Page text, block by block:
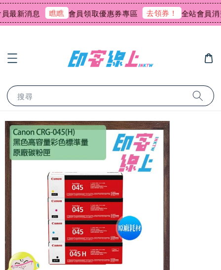
新消息 瞧瞧 會員領取優惠券專區 去領券！ 全站會員消
搜尋